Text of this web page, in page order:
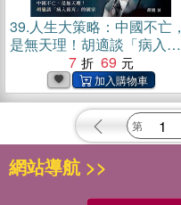
39.人生大策略：中國不亡，
是無天理！胡適談「病入膏
肓」的國家【純有聲】(電子
7 69
網站導航 >>